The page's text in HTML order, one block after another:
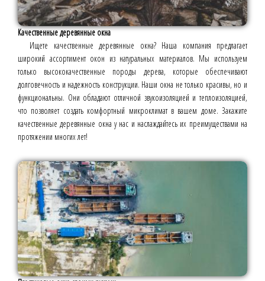
Качественные деревянные окна
Ищете качественные деревянные окна? Наша компания предлагает
широкий ассортимент окон из натуральных материалов. Мы используем
только высококачественные породы дерева, которые обеспечивают
долговечность и надежность конструкции. Наши окна не только красивы, но и
функциональны. Они обладают отличной звукоизоляцией и теплоизоляцией,
что позволяет создать комфортный микроклимат в вашем доме. Закажите
качественные деревянные окна у нас и наслаждайтесь их преимуществами на
протяжении многих лет!